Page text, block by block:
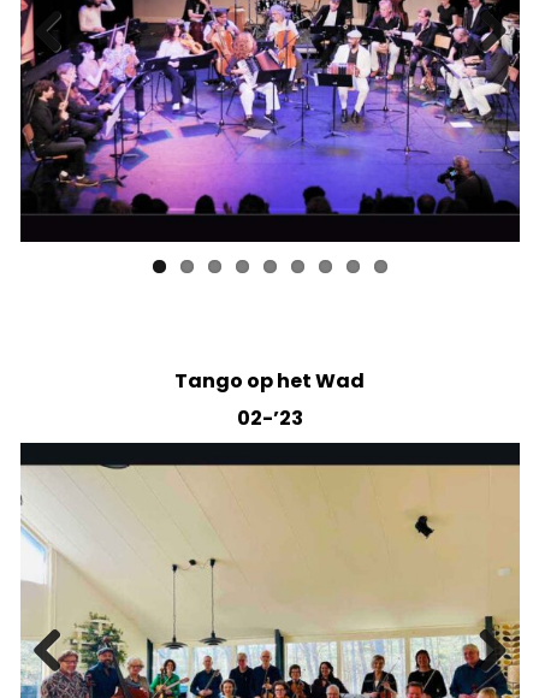
Previ
ous
Next
Tango op het Wad
02-’23
Previ
Next